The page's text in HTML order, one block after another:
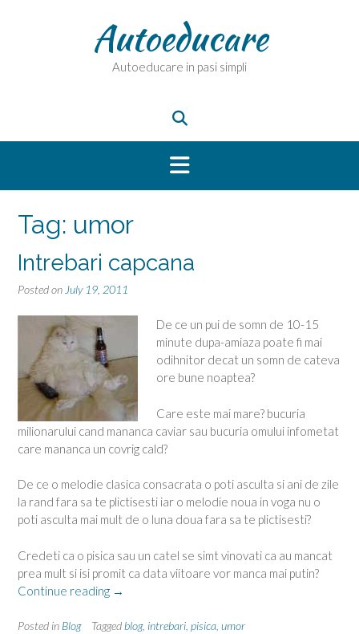
Autoeducare
Autoeducare in pasi simpli
Tag: umor
Intrebari capcana
Posted on July 19, 2011
De ce un pui de somn de 10-15
minute dupa-amiaza poate fi mai
odihnitor decat un somn de cateva
ore bune noaptea?
Care este mai mare? bucuria
milionarului cand mananca caviar sau bucuria omului infometat
care mananca un covrig cald?
De ce o melodie clasica consacrata o poti asculta si ani de zile
la rand fara sa te plictisesti iar o melodie noua in voga nu o
poti asculta mai mult de o luna doua fara sa te plictisesti?
Credeti ca o pisica sau un catel se simt vinovati ca au mancat
prea mult si isi promit ca data viitoare vor manca mai putin?
Continue reading
“Intrebari
→
Posted in Blog Tagged blog, intrebari pisica umor